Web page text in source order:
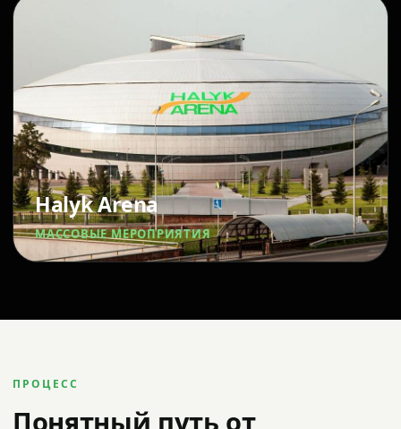
Halyk Arena
МАССОВЫЕ МЕРОПРИЯТИЯ
ПРОЦЕСС
Понятный путь от